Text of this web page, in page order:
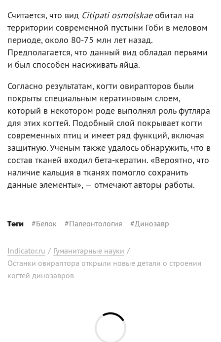
Считается, что вид Citipati osmolskaeобитал на
территории современной пустыни Гоби в меловом
периоде, около 80-75 млн лет назад.
Предполагается, что данный вид обладал перьями
и был способен насиживать яйца.
Согласно результатам, когти овирапторов были
покрыты специальным кератиновым слоем,
который в некотором роде выполнял роль футляра
для этих когтей. Подобный слой покрывает когти
современных птиц и имеет ряд функций, включая
защитную. Ученым также удалось обнаружить, что в
состав тканей входил бета-кератин. «Вероятно, что
наличие кальция в тканях помогло сохранить
данные элементы», — отмечают авторы работы.
Теги #Белок #Палеонтология #Динозавр
Indicator.ru / Гуманитарные науки /
Останки овираптора открыли новые детали о строении
когтей динозавров